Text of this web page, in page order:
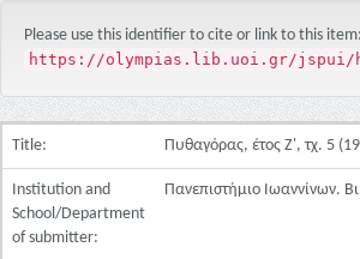
Please use this identifier to cite or link to this item:
https://olympias.lib.uoi.gr/jspui/
Title: Πυθαγόρας, έτος Ζ', τχ. 5
Institution and
School/Department
of submitter:
Πανεπιστήμιο Ιωαννίνων.